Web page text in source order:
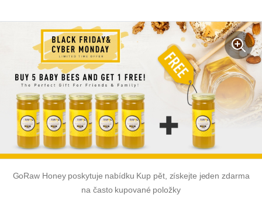
GoRaw Honey poskytuje nabídku Kup pět, získejte jeden zdarma
na často kupované položky